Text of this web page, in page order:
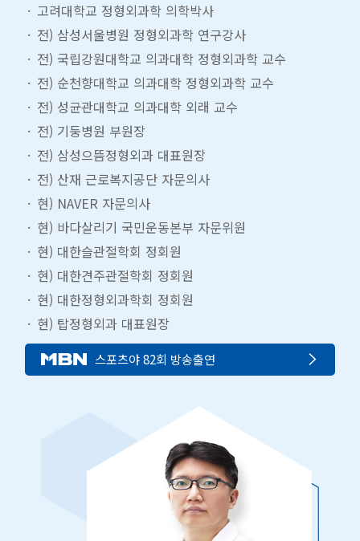
고려대학교 정형외과학 의학박사
전) 삼성서울병원 정형외과학 연구강사
전) 국립강원대학교 의과대학 정형외과학 교수
전) 순천향대학교 의과대학 정형외과학 교수
전) 성균관대학교 의과대학 외래 교수
전) 기둥병원 부원장
전) 삼성으뜸정형외과 대표원장
전) 산재 근로복지공단 자문의사
현) NAVER 자문의사
현) 바다살리기 국민운동본부 자문위원
현) 대한슬관절학회 정회원
현) 대한견주관절학회 정회원
현) 대한정형외과학회 정회원
현) 탑정형외과 대표원장
스포츠야 82회 방송출연